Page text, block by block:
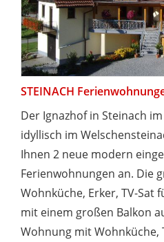
STEINACH
Der Ignazhof in Steinach
idyllisch im
Ihnen 2 neue modern
Ferienwohnungen an. Die
Wohnküche, Erker, TV-Sat
mit einem großen Balkon
Wohnung mit Wohnküche,